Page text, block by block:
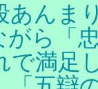
あんま
ら「
で満足